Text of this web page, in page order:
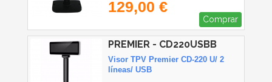
129,00 €
Comprar
PREMIER - CD220USBB
Visor TPV Premier CD-220 U/ 2
líneas/ USB